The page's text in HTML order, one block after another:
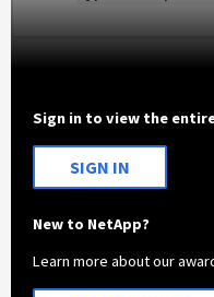
Sign in to view the
SIGN IN
New to NetApp?
Learn more about our